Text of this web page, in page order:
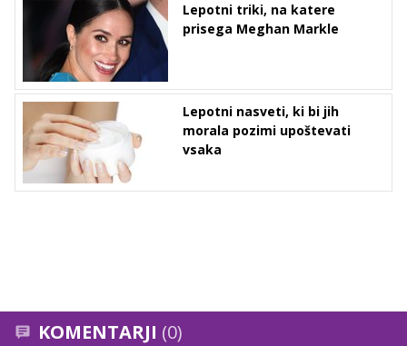
Lepotni triki, na katere
prisega Meghan Markle
Lepotni nasveti, ki bi jih
morala pozimi upoštevati
vsaka
KOMENTARJI (0)